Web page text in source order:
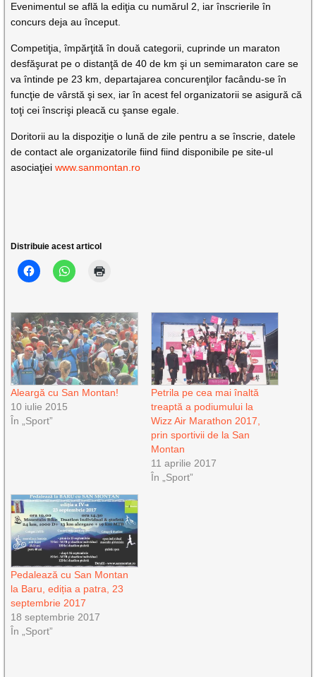
Evenimentul se află la ediţia cu numărul 2, iar înscrierile în
concurs deja au început.
Competiţia, împărţită în două categorii, cuprinde un maraton
desfăşurat pe o distanţă de 40 de km şi un semimaraton care se
va întinde pe 23 km, departajarea concurenţilor facându-se în
funcţie de vârstă şi sex, iar în acest fel organizatorii se asigură că
toţi cei înscrişi pleacă cu şanse egale.
Doritorii au la dispoziţie o lună de zile pentru a se înscrie, datele
de contact ale organizatorile fiind fiind disponibile pe site-ul
asociaţieiwww.sanmontan.ro
Distribuie acest articol
Aleargă cu San Montan!
10 iulie 2015
În „Sport”
Petrila pe cea mai înaltă
treaptă a podiumului la
Wizz Air Marathon 2017,
prin sportivii de la San
Montan
11 aprilie 2017
În „Sport”
Pedalează cu San Montan
la Baru, ediția a patra, 23
septembrie 2017
18 septembrie 2017
În „Sport”